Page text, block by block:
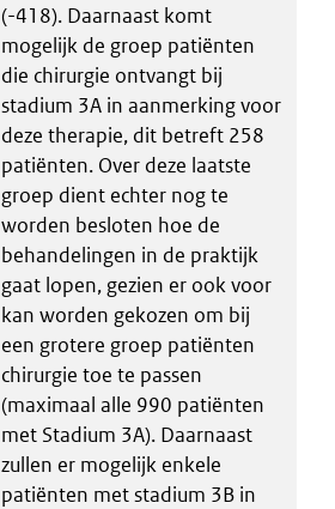
(-418). Daarnaast komt
mogelijk de groep patiënten
die chirurgie ontvangt bij
stadium 3A in aanmerking voor
deze therapie, dit betreft 258
patiënten. Over deze laatste
groep dient echter nog te
worden besloten hoe de
behandelingen in de praktijk
gaat lopen, gezien er ook voor
kan worden gekozen om bij
een grotere groep patiënten
chirurgie toe te passen
(maximaal alle 990 patiënten
met Stadium 3A). Daarnaast
zullen er mogelijk enkele
patiënten met stadium 3B in